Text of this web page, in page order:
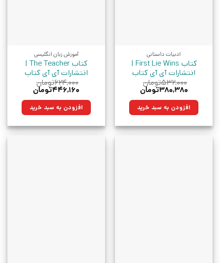
ادبیات داستانی
کتاب First Lie Wins |
انتشارات آی آی کتاب
۵۳۲,۰۰۰تومان
قیمت
۵۳۲,۰۰۰تومان
بود.
۳۸۰,۳۸۰تومان
۳۸۰,۳۸۰تومان.افزودن به سبد خرید
آموزش زبان انگلیسی
کتاب The Teacher |
انتشارات آی آی کتاب
۶۲۴,۰۰۰تومان
قیمت
۶۲۴,۰۰۰تومان
بود.
۴۴۶,۱۶۰تومان
۴۴۶,۱۶۰تومان.افزودن به سبد خرید